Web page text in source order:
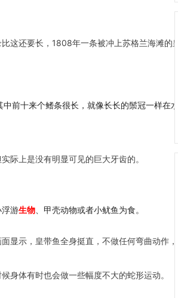
这还要长，1808年一条被冲上苏格兰海滩的
前十来个鳍条很长，就像长长的鬃冠一样在
际上是没有明显可见的巨大牙齿的。
浮游生物 、甲壳动物或者小鱿鱼为食。
显示，皇带鱼全身挺直，不做任何弯曲动作
身体有时也会做一些幅度不大的蛇形运动。